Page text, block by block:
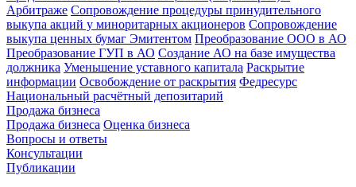
Арбитраже Сопровождение процедуры принудительного
выкупа акций у миноритарных акционеров Сопровождение
выкупа ценных бумаг Эмитентом Преобразование ООО в АО
Преобразование ГУП в АО Создание АО на базе имущества
должника Уменьшение уставного капитала Раскрытие
информации Освобождение от раскрытия Федресурс
Национальный расчётный депозитарий
Продажа бизнеса
Продажа бизнеса Оценка бизнеса
Вопросы и ответы
Консультации
Публикации